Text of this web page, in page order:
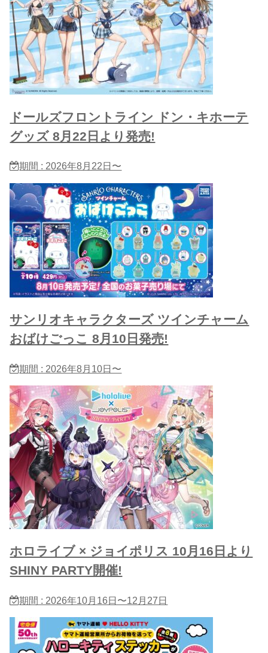
ドールズフロントライン ドン・キホーテ
グッズ 8月22日より発売!
期間 : 2026年8月22日〜
サンリオキャラクターズ ツインチャーム
おばけごっこ 8月10日発売!
期間 : 2026年8月10日〜
ホロライブ × ジョイポリス 10月16日より
SHINY PARTY開催!
期間 : 2026年10月16日〜12月27日